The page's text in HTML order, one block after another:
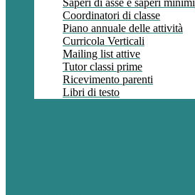
Saperi di asse e saperi minimi
Coordinatori di classe
Piano annuale delle attività
Curricola Verticali
Mailing list attive
Tutor classi prime
Ricevimento parenti
Libri di testo